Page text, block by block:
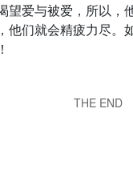
爱与被爱，所以
们就会精疲力尽。
THE END